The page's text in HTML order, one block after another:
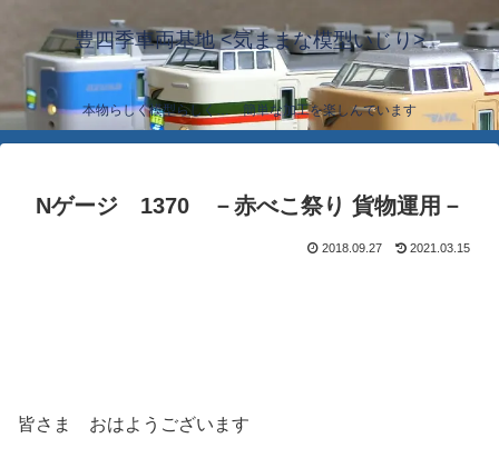
豊四季車両基地 <気ままな模型いじり>
本物らしく模型らしく… 簡単な加工を楽しんでいます
Nゲージ 1370 －赤べこ祭り 貨物運用－
2018.09.27 2021.03.15
皆さま おはようございます